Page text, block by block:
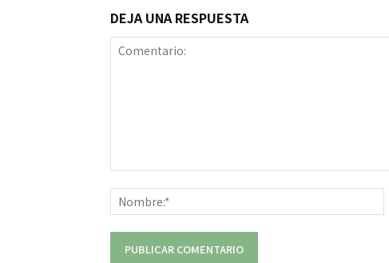
DEJA UNA RESPUESTA